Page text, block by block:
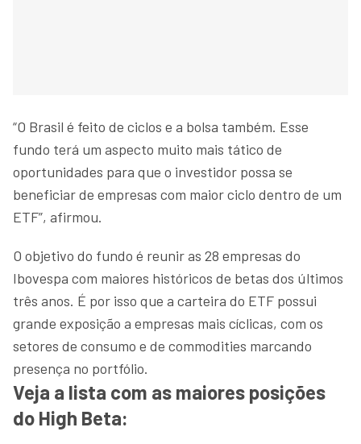
“O Brasil é feito de ciclos e a bolsa também. Esse
fundo terá um aspecto muito mais tático de
oportunidades para que o investidor possa se
beneficiar de empresas com maior ciclo dentro de um
ETF”, afirmou.
O objetivo do fundo é reunir as 28 empresas do
Ibovespa com maiores históricos de betas dos últimos
três anos. É por isso que a carteira do ETF possui
grande exposição a empresas mais cíclicas, com os
setores de consumo e de commodities marcando
presença no portfólio.
Veja a lista com as maiores posições
do High Beta: